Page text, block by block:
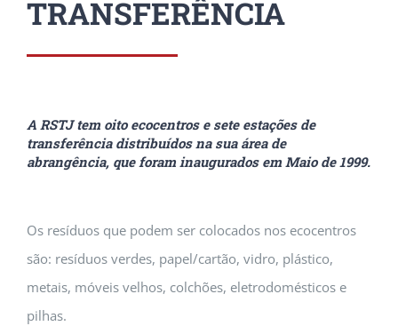
TRANSFERÊNCIA
A RSTJ tem oito ecocentros e sete estações de
transferência distribuídos na sua área de
abrangência, que foram inaugurados em Maio de 1999.
Os resíduos que podem ser colocados nos ecocentros
são: resíduos verdes, papel/cartão, vidro, plástico,
metais, móveis velhos, colchões, eletrodomésticos e
pilhas.